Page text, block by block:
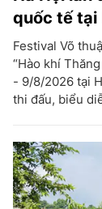
quốc tế tại
Festival Võ
“Hào khí
- 9/8/2026 tại
thi đấu, biểu